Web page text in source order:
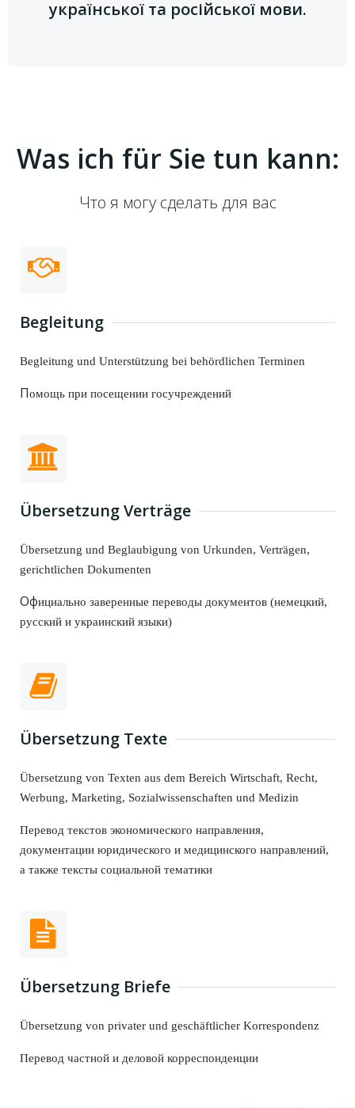
української та російської мови.
Was ich für Sie tun kann:
Что я могу сделать для вас
Begleitung
Begleitung und Unterstützung bei behördlichen Terminen
Помощь при посещении госучреждений
Übersetzung Verträge
Übersetzung und Beglaubigung von Urkunden, Verträgen,
gerichtlichen Dokumenten
Oфициально заверенные переводы документов (немецкий,
русский и украинский языки)
Übersetzung Texte
Übersetzung von Texten aus dem Bereich Wirtschaft, Recht,
Werbung, Marketing, Sozialwissenschaften und Medizin
Перевод текстов экономического направления,
документации юридического и медицинского направлений,
а также тексты социальной тематики
Übersetzung Briefe
Übersetzung von privater und geschäftlicher Korrespondenz
Перевод частной и деловой корреспонденции